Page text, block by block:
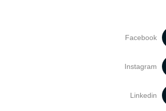
Facebook
Instagram
Linkedin